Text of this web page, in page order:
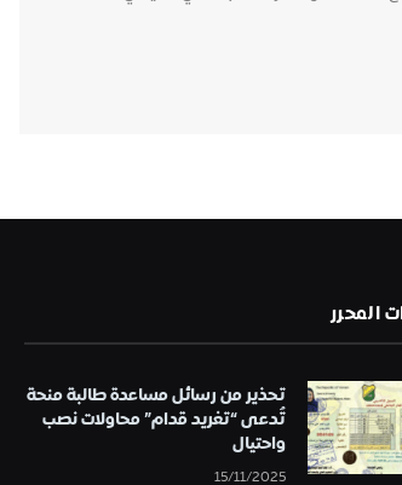
المحرر
تحذير من رسائل مساعدة طالبة منحة
تُدعى “تغريد قدام” محاولات نصب
واحتيال
15/11/2025